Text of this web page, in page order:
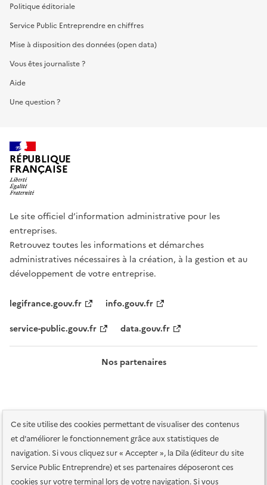
Ce site utilise des cookies permettant de visualiser des contenus
et d'améliorer le fonctionnement grâce aux statistiques de
navigation. Si vous cliquez sur « Accepter », la Dila (éditeur du site
Service Public Entreprendre) et ses partenaires déposeront ces
cookies sur votre terminal lors de votre navigation. Si vous
Politique éditoriale
Service Public Entreprendre en chiffres
Mise à disposition des données (open data)
Vous êtes journaliste ?
Aide
Une question ?
RÉPUBLIQUE
FRANÇAISE
Le site officiel d’information administrative pour les
entreprises.
Retrouvez toutes les informations et démarches
administratives nécessaires à la création, à la gestion et au
développement de votre entreprise.
legifrance.gouv.fr
info.gouv.fr
service-public.gouv.fr
data.gouv.fr
Nos partenaires
Plan du site Accessibilité : totalement conforme Accessibilité des